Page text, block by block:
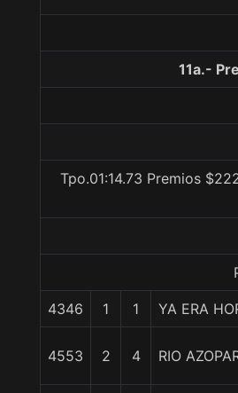
11a.-
Tpo.01:14.73 Premios
4346 1 1 YA ERA
4553 2 4 RIO